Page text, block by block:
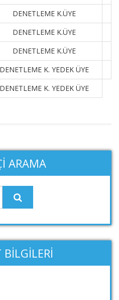
DENETLEME K.ÜYE
DENETLEME K.ÜYE
DENETLEME K.ÜYE
DENETLEME K. YEDEK ÜYE
DENETLEME K. YEDEK ÜYE
ARAMA
BILGILERI